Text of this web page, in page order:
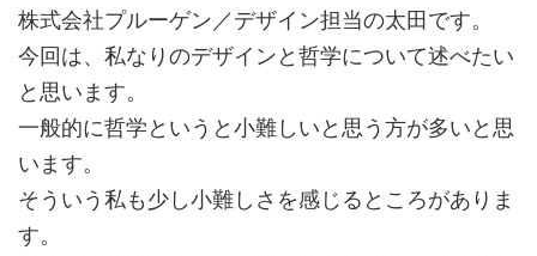
株式会社プルーゲン／デザイン担当の太田です。
今回は、私なりのデザインと哲学について述べたい
と思います。
一般的に哲学というと小難しいと思う方が多いと思
います。
そういう私も少し小難しさを感じるところがありま
す。